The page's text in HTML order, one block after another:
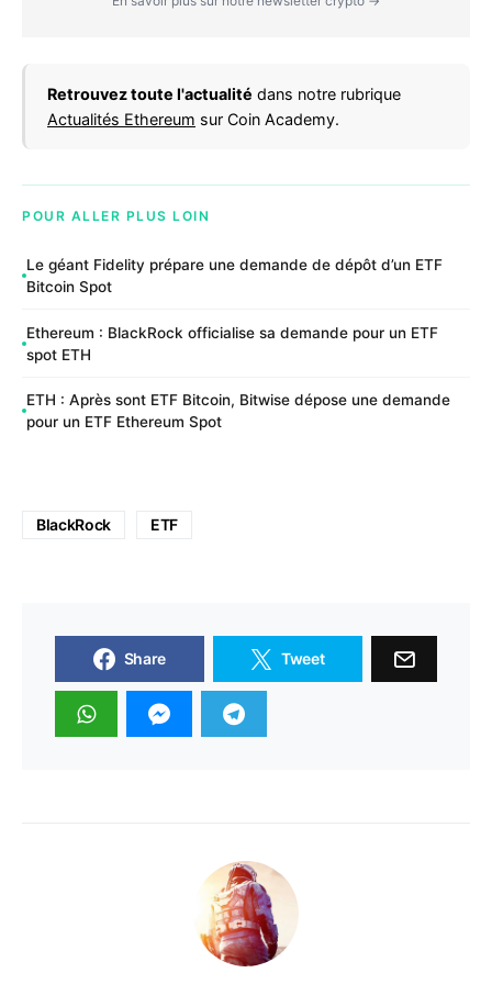
Retrouvez toute l'actualité dans notre rubrique
Actualités Ethereum sur Coin Academy.
POUR ALLER PLUS LOIN
Le géant Fidelity prépare une demande de dépôt d’un ETF
Bitcoin Spot
Ethereum : BlackRock officialise sa demande pour un ETF
spot ETH
ETH : Après sont ETF Bitcoin, Bitwise dépose une demande
pour un ETF Ethereum Spot
BlackRock ETF
Share Tweet